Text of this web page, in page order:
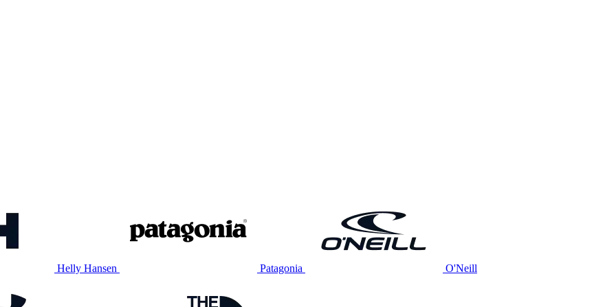
Helly Hansen Patagonia O'Neill